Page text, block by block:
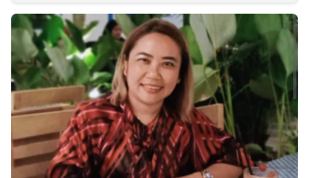
INDONESIA
Partner
Insight
NTB
Suara
Time
Lens
IDN
Daily
Jogja
Jalan
Rakyat
Idealita
News
Kita
Notice
Dinamikapost.com
Radar
Baru
Seedbacklink
Follow
Kabarbaru